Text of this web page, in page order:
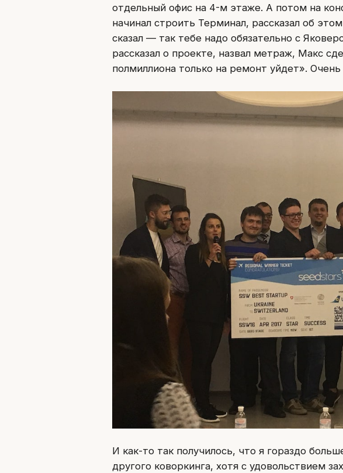
отдельный офис на 4-м этаже. А потом на
начинал строить Терминал, рассказал об
сказал — так тебе надо обязательно с
рассказал о проекте, назвал метраж, Макс
полмиллиона только на ремонт уйдет».
И как-то так получилось, что я гораздо
другого коворкинга, хотя с удовольствием